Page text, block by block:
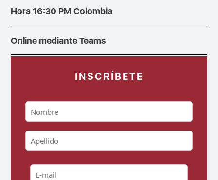
Hora 16:30 PM Colombia
Online mediante Teams
INSCRÍBETE